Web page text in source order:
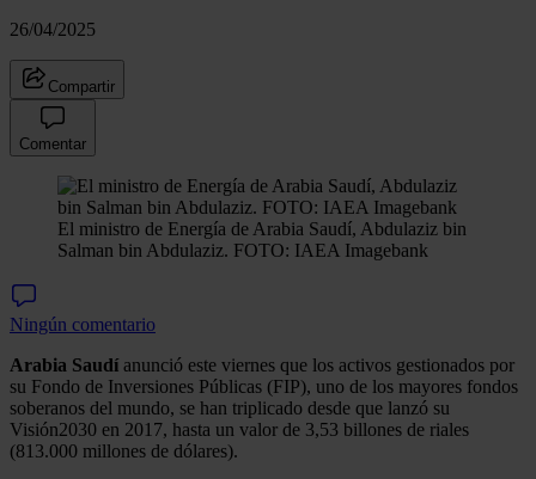
26/04/2025
Compartir
Comentar
El ministro de Energía de Arabia Saudí, Abdulaziz bin
Salman bin Abdulaziz. FOTO: IAEA Imagebank
Ningún comentario
Arabia Saudí anunció este viernes que los activos gestionados por
su Fondo de Inversiones Públicas (FIP), uno de los mayores fondos
soberanos del mundo, se han triplicado desde que lanzó su
Visión2030 en 2017, hasta un valor de 3,53 billones de riales
(813.000 millones de dólares).